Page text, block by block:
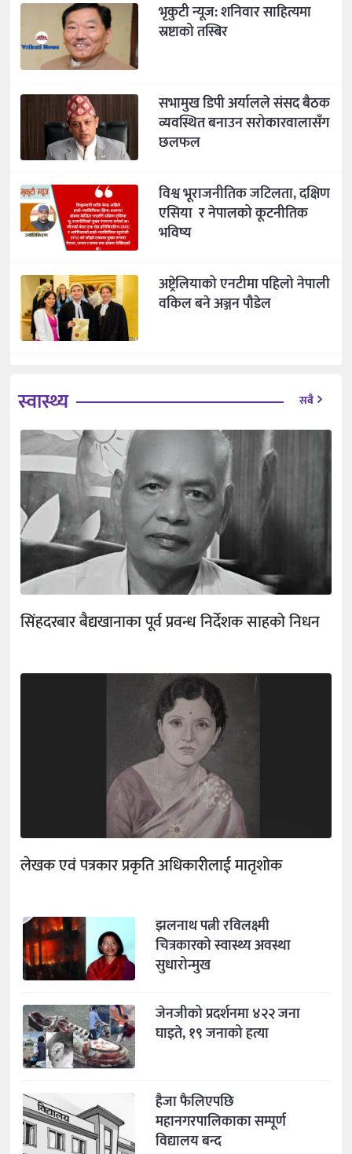
भृकुटी न्यूज: शनिवार साहित्यमा
स्रष्टाको तस्बिर
सभामुख डिपी अर्यालले संसद बैठक
व्यवस्थित बनाउन सरोकारवालासँग
छलफल
विश्व भूराजनीतिक जटिलता, दक्षिण
एसिया र नेपालको कूटनीतिक
भविष्य
अष्ट्रेलियाको एनटीमा पहिलो नेपाली
वकिल बने अञ्जन पौडेल
स्वास्थ्य सबै
सिंहदरबार बैद्यखानाका पूर्व प्रवन्ध निर्देशक साहको निधन
लेखक एवं पत्रकार प्रकृति अधिकारीलाई मातृशोक
झलनाथ पत्नी रविलक्ष्मी
चित्रकारको स्वास्थ्य अवस्था
सुधारोन्मुख
जेनजीको प्रदर्शनमा ४२२ जना
घाइते, १९ जनाको हत्या
हैजा फैलिएपछि
महानगरपालिकाका सम्पूर्ण
विद्यालय बन्द